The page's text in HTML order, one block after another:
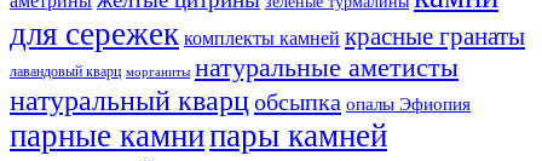
для сережек комплекты камней красные гранаты
лавандовый кварц морганиты натуральные аметисты
натуральный кварцобсыпка опалы Эфиопия
парные камнипары камней